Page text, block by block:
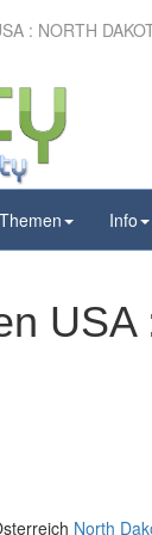
: NORTH
Themen Info
North